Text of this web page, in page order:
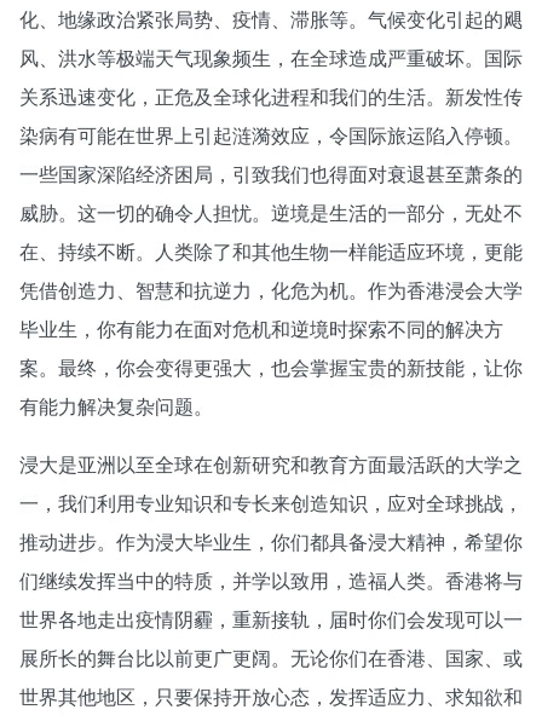
化、地缘政治紧张局势、疫情、滞胀等。气候变化引起的飓
风、洪水等极端天气现象频生，在全球造成严重破坏。国际
关系迅速变化，正危及全球化进程和我们的生活。新发性传
染病有可能在世界上引起涟漪效应，令国际旅运陷入停顿。
一些国家深陷经济困局，引致我们也得面对衰退甚至萧条的
威胁。这一切的确令人担忧。逆境是生活的一部分，无处不
在、持续不断。人类除了和其他生物一样能适应环境，更能
凭借创造力、智慧和抗逆力，化危为机。作为香港浸会大学
毕业生，你有能力在面对危机和逆境时探索不同的解决方
案。最终，你会变得更强大，也会掌握宝贵的新技能，让你
有能力解决复杂问题。
浸大是亚洲以至全球在创新研究和教育方面最活跃的大学之
一，我们利用专业知识和专长来创造知识，应对全球挑战，
推动进步。作为浸大毕业生，你们都具备浸大精神，希望你
们继续发挥当中的特质，并学以致用，造福人类。香港将与
世界各地走出疫情阴霾，重新接轨，届时你们会发现可以一
展所长的舞台比以前更广更阔。无论你们在香港、国家、或
世界其他地区，只要保持开放心态，发挥适应力、求知欲和